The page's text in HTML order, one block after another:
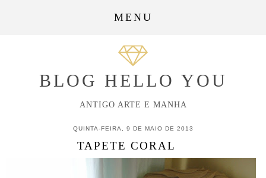
MENU
BLOG HELLO YOU
ANTIGO ARTE E MANHA
QUINTA-FEIRA, 9 DE MAIO DE 2013
TAPETE CORAL